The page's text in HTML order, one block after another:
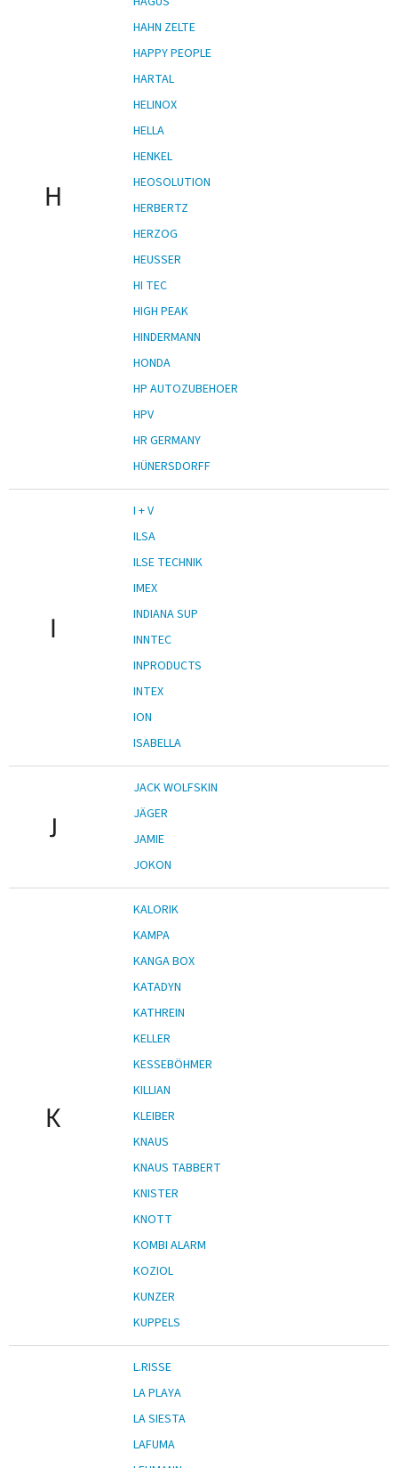
H
HAHN ZELTE
HAPPY PEOPLE
HARTAL
HELINOX
HELLA
HENKEL
HEOSOLUTION
HERBERTZ
HERZOG
HEUSSER
HI TEC
HIGH PEAK
HINDERMANN
HONDA
HP AUTOZUBEHOER
HPV
HR GERMANY
HÜNERSDORFF
I
I + V
ILSA
ILSE TECHNIK
IMEX
INDIANA SUP
INNTEC
INPRODUCTS
INTEX
ION
ISABELLA
J
JACK WOLFSKIN
JÄGER
JAMIE
JOKON
K
KALORIK
KAMPA
KANGA BOX
KATADYN
KATHREIN
KELLER
KESSEBÖHMER
KILLIAN
KLEIBER
KNAUS
KNAUS TABBERT
KNISTER
KNOTT
KOMBI ALARM
KOZIOL
KUNZER
KUPPELS
L.RISSE
LA PLAYA
LA SIESTA
LAFUMA